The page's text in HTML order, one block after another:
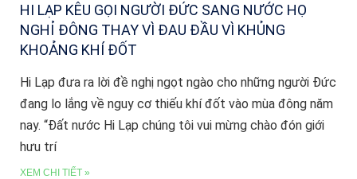
HI LẠP KÊU GỌI NGƯỜI ĐỨC SANG NƯỚC HỌ
NGHỈ ĐÔNG THAY VÌ ĐAU ĐẦU VÌ KHỦNG
KHOẢNG KHÍ ĐỐT
Hi Lạp đưa ra lời đề nghị ngọt ngào cho những người Đức
đang lo lắng về nguy cơ thiếu khí đốt vào mùa đông năm
nay. “Đất nước Hi Lạp chúng tôi vui mừng chào đón giới
hưu trí
XEM CHI TIẾT »